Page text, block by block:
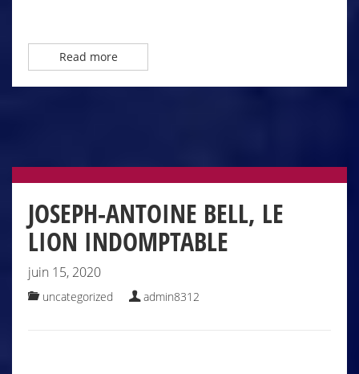
Read more
JOSEPH-ANTOINE BELL, LE
LION INDOMPTABLE
juin 15, 2020
uncategorized admin8312